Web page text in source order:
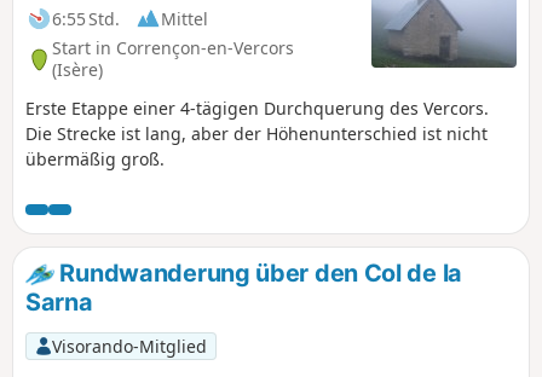
6:55 Std.
Mittel
Start in Corrençon-en-Vercors
(Isère)
Erste Etappe einer 4-tägigen Durchquerung des Vercors.
Die Strecke ist lang, aber der Höhenunterschied ist nicht
übermäßig groß.
Rundwanderung über den Col de la
Sarna
Visorando-Mitglied